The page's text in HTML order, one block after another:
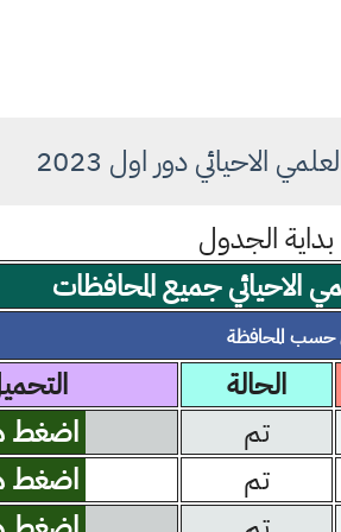
الاحيائي دور اول 2023
بداية الجدول
الاحيائي جميع المحافظات
حسب المحافظة
الحالة
تم
اضغط
تم
اضغط